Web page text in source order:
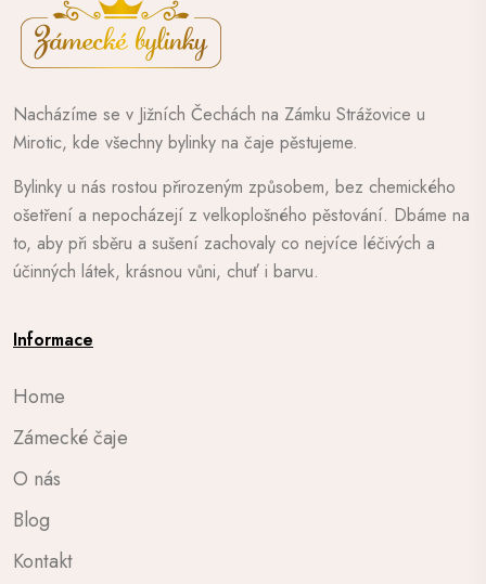
Nacházíme se v Jižních Čechách na Zámku Strážovice u
Mirotic, kde všechny bylinky na čaje pěstujeme.
Bylinky u nás rostou přirozeným způsobem, bez chemického
ošetření a nepocházejí z velkoplošného pěstování. Dbáme na
to, aby při sběru a sušení zachovaly co nejvíce léčivých a
účinných látek, krásnou vůni, chuť i barvu.
Informace
Home
Zámecké čaje
O nás
Blog
Kontakt